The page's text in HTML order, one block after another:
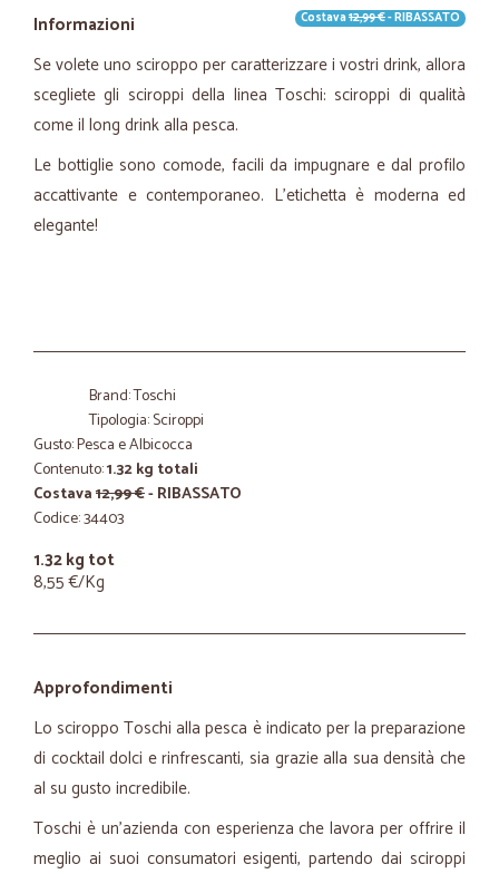
Informazioni Costava12,99 €- RIBASSATO
Se volete uno sciroppo per caratterizzare i vostri drink, allora
scegliete gli sciroppi della linea Toschi: sciroppi di qualità
come il long drink alla pesca.
Le bottiglie sono comode, facili da impugnare e dal profilo
accattivante e contemporaneo. L'etichetta è moderna ed
elegante!
Brand: Toschi
Tipologia: Sciroppi
Gusto: Pesca e Albicocca
Contenuto:1.32 kg totali
Costava12,99 €- RIBASSATO
Codice: 34403
1.32 kg tot
8,55 €/Kg
Approfondimenti
Lo sciroppo Toschi alla pesca è indicato per la preparazione
di cocktail dolci e rinfrescanti, sia grazie alla sua densità che
al su gusto incredibile.
Toschi è un'azienda con esperienza che lavora per offrire il
meglio ai suoi consumatori esigenti, partendo dai sciroppi